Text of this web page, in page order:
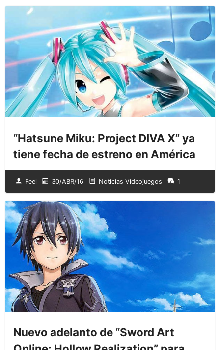
“Hatsune Miku: Project DIVA X” ya
tiene fecha de estreno en América
Feel 30/ABR/16 Noticias Videojuegos 1
Nuevo adelanto de “Sword Art